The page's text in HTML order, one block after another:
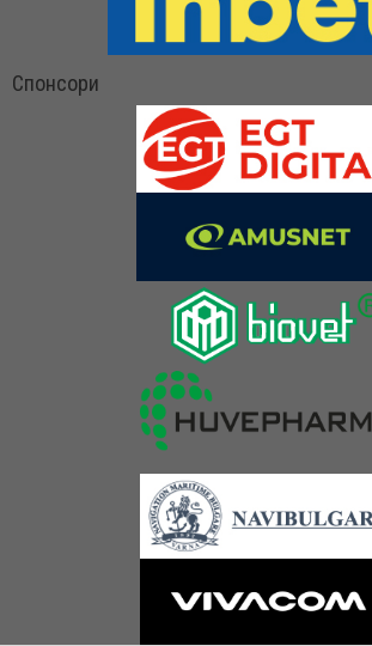
Спонсори